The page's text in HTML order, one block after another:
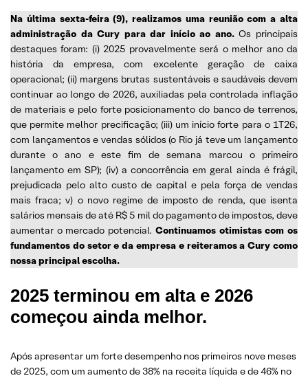
Na última sexta-feira (9), realizamos uma reunião com a alta
administração da Cury para dar início ao ano.Os principais
destaques foram: (i) 2025 provavelmente será o melhor ano da
história da empresa, com excelente geração de caixa
operacional; (ii) margens brutas sustentáveis e saudáveis devem
continuar ao longo de 2026, auxiliadas pela controlada inflação
de materiais e pelo forte posicionamento do banco de terrenos,
que permite melhor precificação; (iii) um início forte para o 1T26,
com lançamentos e vendas sólidos (o Rio já teve um lançamento
durante o ano e este fim de semana marcou o primeiro
lançamento em SP); (iv) a concorrência em geral ainda é frágil,
prejudicada pelo alto custo de capital e pela força de vendas
mais fraca; v) o novo regime de imposto de renda, que isenta
salários mensais de até R$ 5 mil do pagamento de impostos, deve
aumentar o mercado potencial. Continuamos otimistas com os
fundamentos do setor e da empresa e reiteramos a Cury como
nossa principal escolha.
2025 terminou em alta e 2026
começou ainda melhor.
Após apresentar um forte desempenho nos primeiros nove meses
de 2025, com um aumento de 38% na receita líquida e de 46% no